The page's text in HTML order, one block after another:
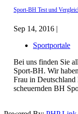
Sport-BH Test und
Sep 14, 2016 |
Sportportale
Bei uns finden Sie
Sport-BH. Wir
Frau in Deutschland
scheuernden BH